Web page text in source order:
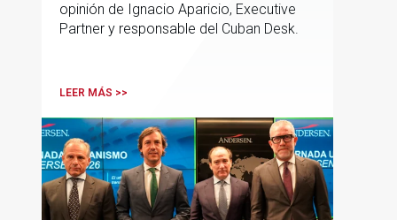
opinión de Ignacio Aparicio, Executive
Partner y responsable del Cuban Desk.
LEER MÁS >>